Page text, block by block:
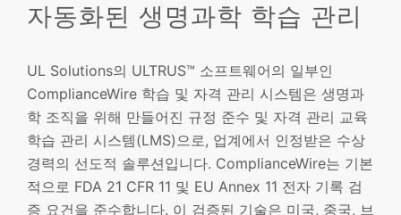
자동화된 생명과학 학습 관리
UL Solutions의 ULTRUS™ 소프트웨어의 일부인
ComplianceWire 학습 및 자격 관리 시스템은 생명과
학 조직을 위해 만들어진 규정 준수 및 자격 관리 교육
학습 관리 시스템(LMS)으로, 업계에서 인정받은 수상
경력의 선도적 솔루션입니다. ComplianceWire는 기본
적으로 FDA 21 CFR 11 및 EU Annex 11 전자 기록 검
증 요건을 준수합니다. 이 검증된 기술은 미국, 중국, 브